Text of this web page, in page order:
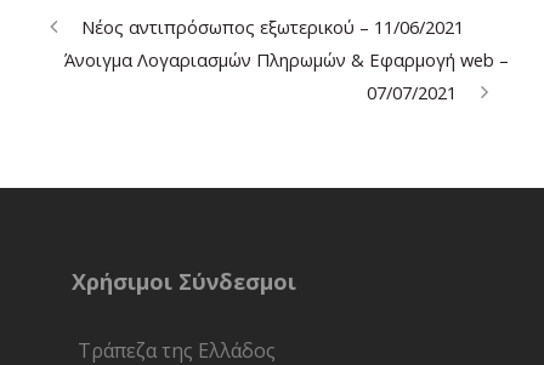
Νέος αντιπρόσωπος εξωτερικού – 11/06/2021
Άνοιγμα Λογαριασμών Πληρωμών & Εφαρμογή web –
07/07/2021
Χρήσιμοι Σύνδεσμοι
Τράπεζα της Ελλάδος